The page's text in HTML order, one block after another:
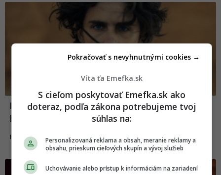
Kedy dorazí tretia Duna? Režisér sa do nej
pustí skôr, než plánoval
FILMY A SERIÁLY 24.10.2024
Víta ťa Emefka.sk
S cieľom poskytovať Emefka.sk ako
doteraz, podľa zákona potrebujeme tvoj
súhlas na:
Personalizovaná reklama a obsah, meranie reklamy a
obsahu, prieskum cieľových skupín a vývoj služieb
Uchovávanie alebo prístup k informáciám na zariadení
Pokračovať s nevyhnutnými cookies →